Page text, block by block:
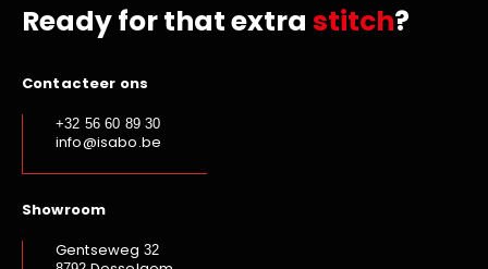
Ready for that extra stitch?
Contacteer ons
+32 56 60 89 30
info@isabo.be
Showroom
Gentseweg 32